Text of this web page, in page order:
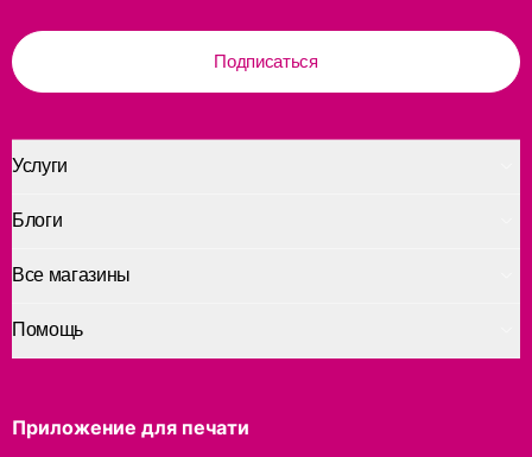
Подписаться
Услуги
Помощь
Блоги
Все магазины
Приложение для печати